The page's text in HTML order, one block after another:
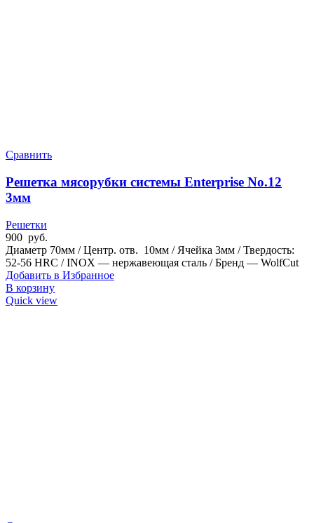
Сравнить
Решетка мясорубки системы Enterprise No.12
3мм
Решетки
900 руб.
Диаметр 70мм / Центр. отв. 10мм / Ячейка 3мм / Твердость:
52-56 HRC / INOX — нержавеющая сталь / Бренд — WolfCut
Добавить в Избранное
В корзину
Quick view